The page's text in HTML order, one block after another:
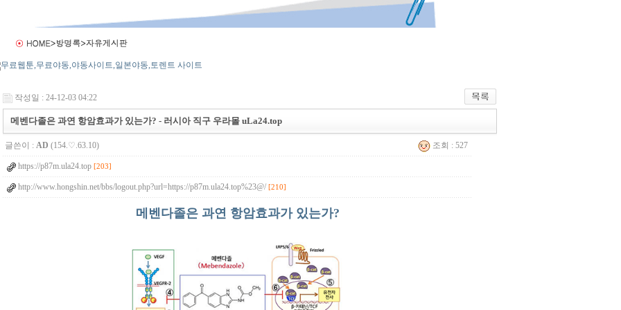
작성일 : 24-12-03 04:22
메벤다졸은 과연 항암효과가 있는가? - 러시아 직구 우라몰 uLa24.top
글쓴이 : AD (154.♡.63.10) 조회 : 527
https://p87m.ula24.top [203]
http://www.hongshin.net/bbs/logout.php?url=https://p87m.ula24.top%23@/ [210]
메벤다졸은 과연 항암효과가 있는가?